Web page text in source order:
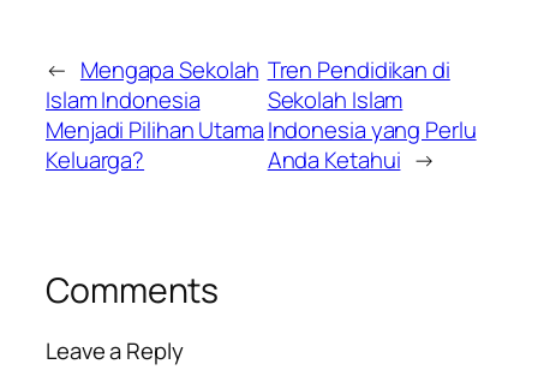
← Mengapa Sekolah
Islam Indonesia
Menjadi Pilihan Utama
Keluarga?
Tren Pendidikan di
Sekolah Islam
Indonesia yang Perlu
Anda Ketahui →
Comments
Leave a Reply